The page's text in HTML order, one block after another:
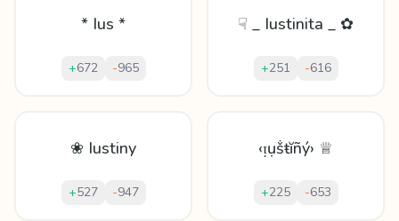
* Ius *
+672 -965
☟ _ Iustinita _ ✿
+251 -616
❀ Iustiny
+527 -947
‹ᴉụṧŧĭñý› ♕
+225 -653